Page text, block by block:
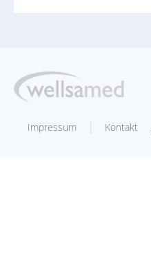
Impressum Kontakt